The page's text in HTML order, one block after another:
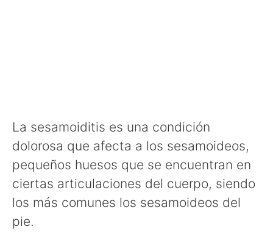
La sesamoiditis es una condición
dolorosa que afecta a los sesamoideos,
pequeños huesos que se encuentran en
ciertas articulaciones del cuerpo, siendo
los más comunes los sesamoideos del
pie.